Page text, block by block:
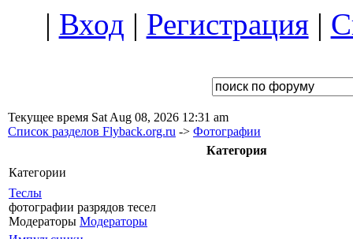
| Вход | Регистрация|
Текущее время Sat Aug 08, 2026 12:31 am
Список разделов Flyback.org.ru -> Фотографии
Категория
Категории
Теслы
фотографии разрядов тесел
Модераторы Модераторы